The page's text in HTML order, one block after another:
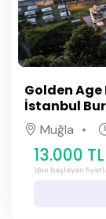
Golden Age
İstanbul
Muğla
13.000 TL
'den başlayan